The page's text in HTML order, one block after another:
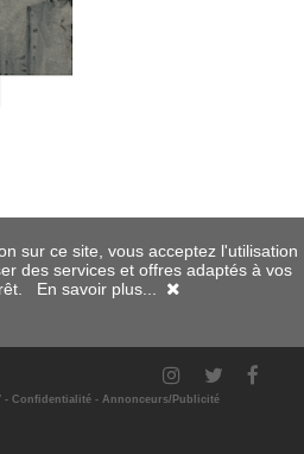
- Confidentialité - Annonceurs/Publicité
sur ce site, vous acceptez l'utilisation
des services et offres adaptés à vos
En savoir plus...